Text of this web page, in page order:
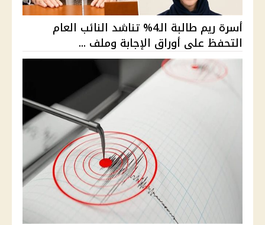
أسرة ريم طالبة الـ4% تناشد النائب العام
التحفظ على أوراق الإجابة وملف ...